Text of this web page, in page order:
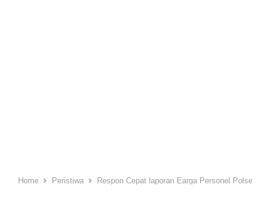
Home Peristiwa Respon Cepat laporan Earga Personel Polsek